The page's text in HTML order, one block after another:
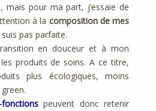
mais pour ma part, j’essaie de
à la composition de mes
pas parfaite.
en douceur et à mon
produits de soins. A ce titre,
plus écologiques, moins
peuvent donc retenir